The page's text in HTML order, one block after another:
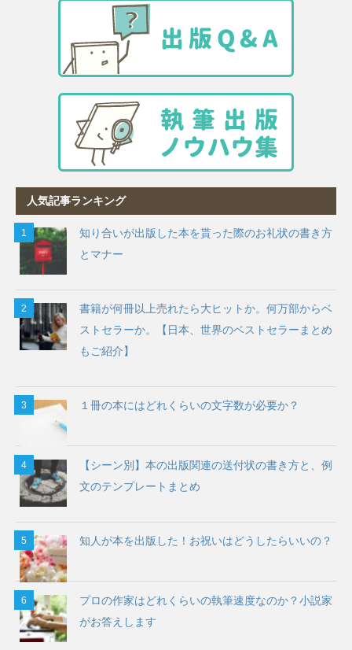
人気記事ランキング
知り合いが出版した本を貰った際のお礼状の書き方
とマナー
書籍が何冊以上売れたら大ヒットか。何万部からベ
ストセラーか。【日本、世界のベストセラーまとめ
もご紹介】
１冊の本にはどれくらいの文字数が必要か？
【シーン別】本の出版関連の送付状の書き方と、例
文のテンプレートまとめ
知人が本を出版した！お祝いはどうしたらいいの？
プロの作家はどれくらいの執筆速度なのか？小説家
がお答えします